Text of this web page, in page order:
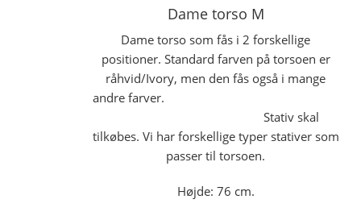
Dame torso M
Dame torso som fås i 2 forskellige
positioner. Standard farven på torsoen er
råhvid/Ivory, men den fås også i mange
andre farver.
Stativ skal
tilkøbes. Vi har forskellige typer stativer som
passer til torsoen.
Højde: 76 cm.